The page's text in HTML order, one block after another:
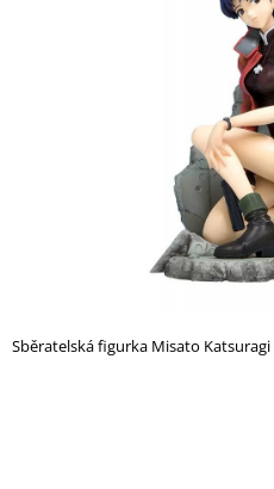
Sběratelská figurka Misato